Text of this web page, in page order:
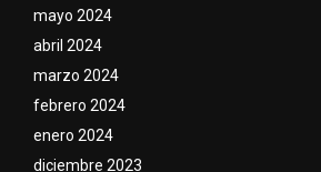
mayo 2024
abril 2024
marzo 2024
febrero 2024
enero 2024
diciembre 2023